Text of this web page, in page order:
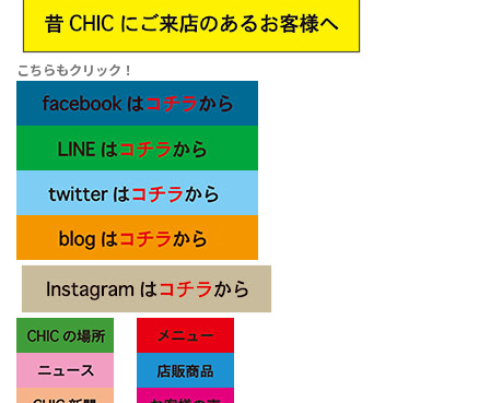
こちらもクリック！